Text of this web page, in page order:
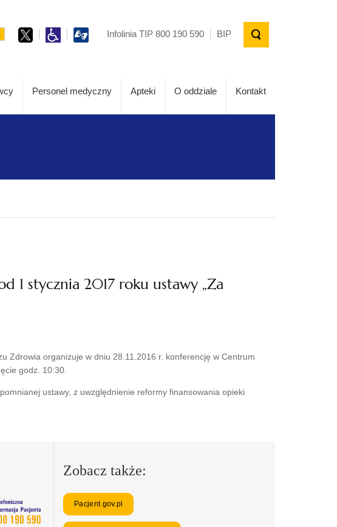
Infolinia TIP 800 190 590 BIP
Personel medyczny Apteki O oddziale Kontakt
1 stycznia 2017 roku ustawy „Za
Zdrowia organizuje w dniu 28.11.2016 r. konferencję w Centrum
godz. 10:30.
ustawy, z uwzględnienie reformy finansowania opieki
Zobacz także:
Pacjent.gov.pl